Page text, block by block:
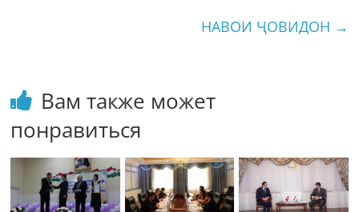
НАВОИ ҶОВИДОН →
Вам также может
понравиться